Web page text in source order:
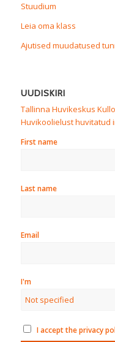
Stuudium
Leia oma klass
Ajutised muudatused
UUDISKIRI
Tallinna Huvikeskus
Huvikoolielust huvitatud
First name
Last name
Email
I'm
I accept the privacy